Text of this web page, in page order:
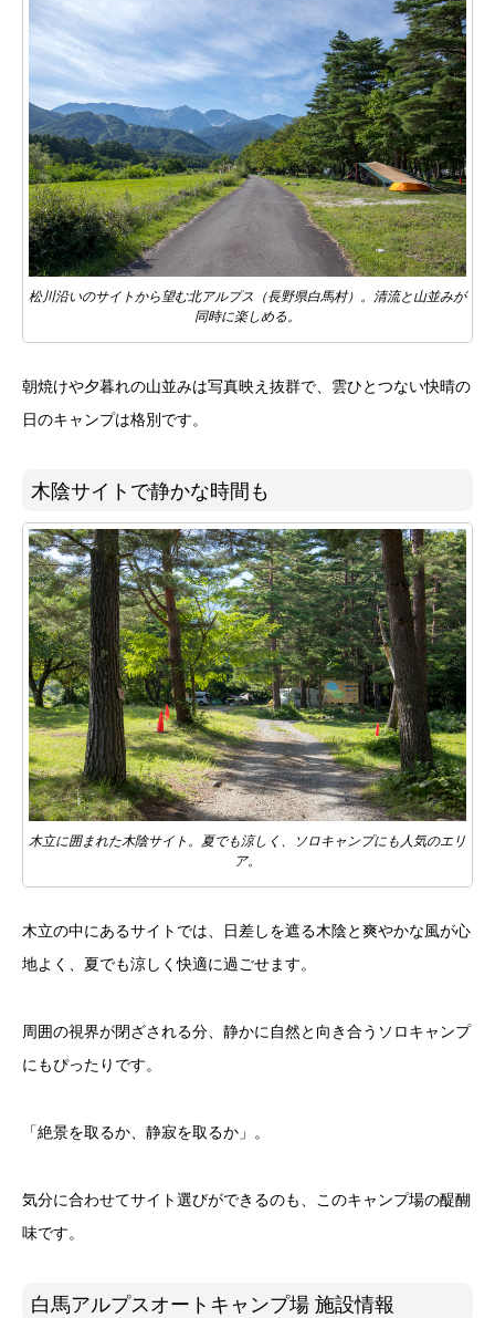
松川沿いのサイトから望む北アルプス（長野県白馬村）。清流と山並みが
同時に楽しめる。
朝焼けや夕暮れの山並みは写真映え抜群で、雲ひとつない快晴の
日のキャンプは格別です。
木陰サイトで静かな時間も
木立に囲まれた木陰サイト。夏でも涼しく、ソロキャンプにも人気のエリ
ア。
木立の中にあるサイトでは、日差しを遮る木陰と爽やかな風が心
地よく、夏でも涼しく快適に過ごせます。
周囲の視界が閉ざされる分、静かに自然と向き合うソロキャンプ
にもぴったりです。
「絶景を取るか、静寂を取るか」。
気分に合わせてサイト選びができるのも、このキャンプ場の醍醐
味です。
白馬アルプスオートキャンプ場 施設情報